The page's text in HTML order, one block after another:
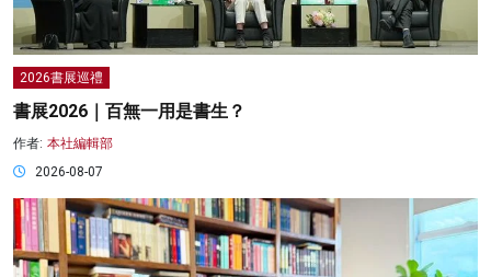
2026書展巡禮
書展2026｜百無一用是書生？
作者: 本社編輯部
2026-08-07